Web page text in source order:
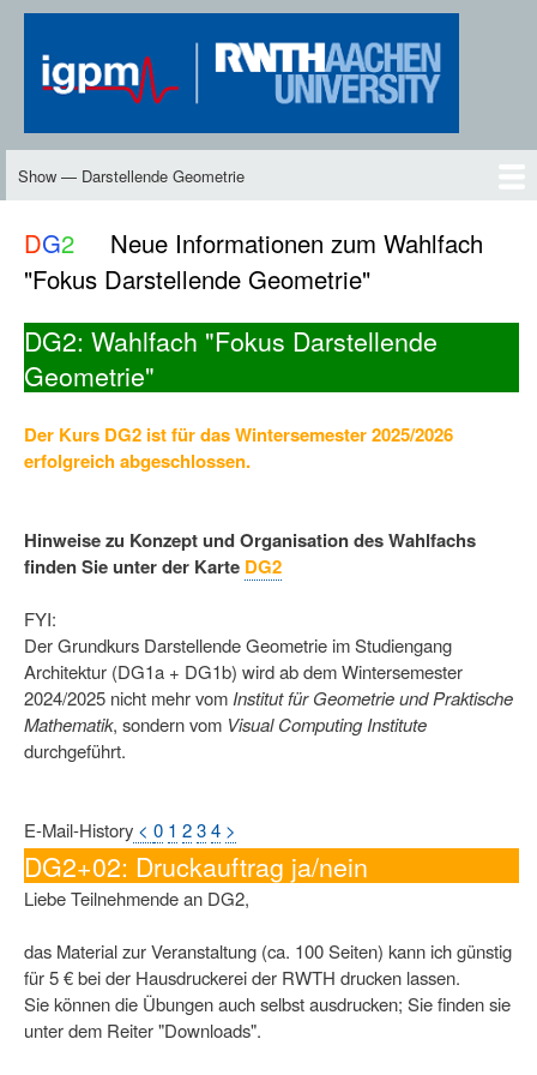
Skip
to
main
content
Darstellende
Show — Darstellende Geometrie
DG2
Neues
Inhalte
Skript
Vorlesungen
Übungen
DG-TV
DG2-TV
Downloads
Personen
DG2 Neue Informationen zum Wahlfach
"Fokus Darstellende Geometrie"
DG2: Wahlfach "Fokus Darstellende
Geometrie"
Der Kurs DG2 ist für das Wintersemester 2025/2026
erfolgreich abgeschlossen.
Hinweise zu Konzept und Organisation des Wahlfachs
finden Sie unter der Karte DG2
FYI:
Der Grundkurs Darstellende Geometrie im Studiengang
Architektur (DG1a + DG1b) wird ab dem Wintersemester
2024/2025 nicht mehr vom Institut für Geometrie und Praktische
Mathematik, sondern vom Visual Computing Institute
durchgeführt.
E-Mail-History < 0 1 234 >
DG2+02: Druckauftrag ja/nein
Liebe Teilnehmende an DG2,
das Material zur Veranstaltung (ca. 100 Seiten) kann ich günstig
für 5 € bei der Hausdruckerei der RWTH drucken lassen.
Sie können die Übungen auch selbst ausdrucken; Sie finden sie
unter dem Reiter "Downloads".